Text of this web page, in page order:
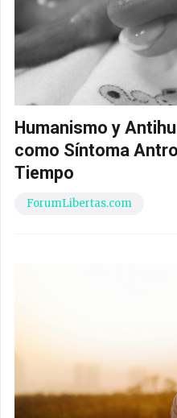
Humanismo y
como Síntoma
Tiempo
ForumLibertas.com